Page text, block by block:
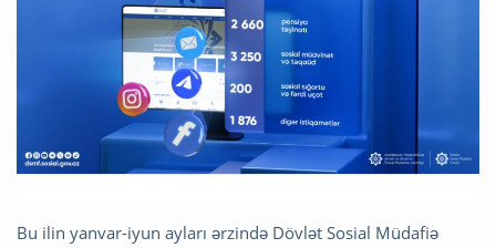
Bu ilin yanvar-iyun ayları ərzində Dövlət Sosial Müdafiə